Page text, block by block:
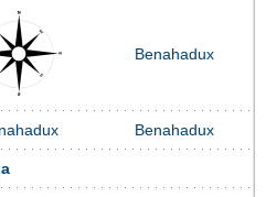
Benahadux
Benahadux